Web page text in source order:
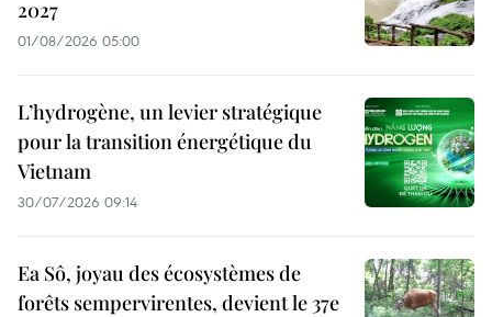
2027
01/08/2026 05:00
L’hydrogène, un levier stratégique
pour la transition énergétique du
Vietnam
30/07/2026 09:14
Ea Sô, joyau des écosystèmes de
forêts sempervirentes, devient le 37e